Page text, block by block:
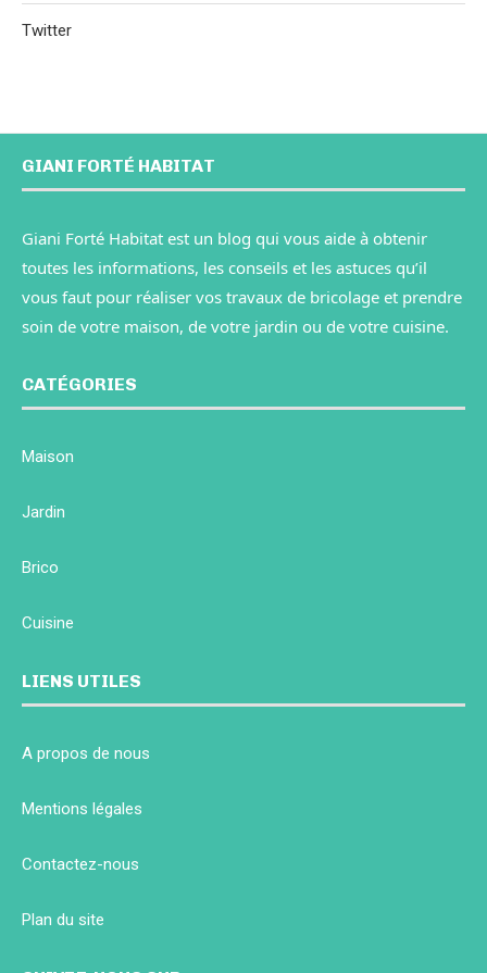
Twitter
GIANI FORTÉ HABITAT
Giani Forté Habitat est un blog qui vous aide à obtenir
toutes les informations, les conseils et les astuces qu’il
vous faut pour réaliser vos travaux de bricolage et prendre
soin de votre maison, de votre jardin ou de votre cuisine.
CATÉGORIES
Maison
Jardin
Brico
Cuisine
LIENS UTILES
A propos de nous
Mentions légales
Contactez-nous
Plan du site